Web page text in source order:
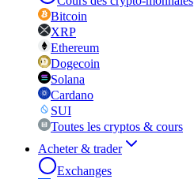
Bitcoin
XRP
Ethereum
Dogecoin
Solana
Cardano
SUI
Toutes les cryptos & cours
Acheter & trader
Exchanges